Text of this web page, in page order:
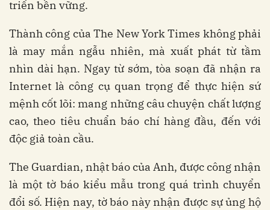
triển bền vững.
Thành công của The New York Times không phải
là may mắn ngẫu nhiên, mà xuất phát từ tầm
nhìn dài hạn. Ngay từ sớm, tòa soạn đã nhận ra
Internet là công cụ quan trọng để thực hiện sứ
mệnh cốt lõi: mang những câu chuyện chất lượng
cao, theo tiêu chuẩn báo chí hàng đầu, đến với
độc giả toàn cầu.
The Guardian, nhật báo của Anh, được công nhận
là một tờ báo kiểu mẫu trong quá trình chuyển
đổi số. Hiện nay, tờ báo này nhận được sự ủng hộ